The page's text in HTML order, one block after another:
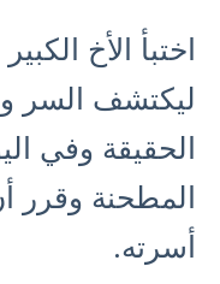
اختبأ الأخ
ليكتشف السر
الحقيقة وفي
المطحنة وقرر
أسرته.